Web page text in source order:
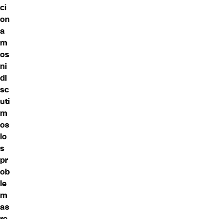
ci
on
a
m
os
ni
di
sc
uti
m
os
lo
s
pr
ob
le
m
as